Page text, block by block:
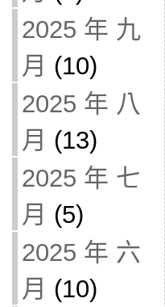
2025 年 九
月 (10)
2025 年 八
月 (13)
2025 年 七
月 (5)
2025 年 六
月 (10)